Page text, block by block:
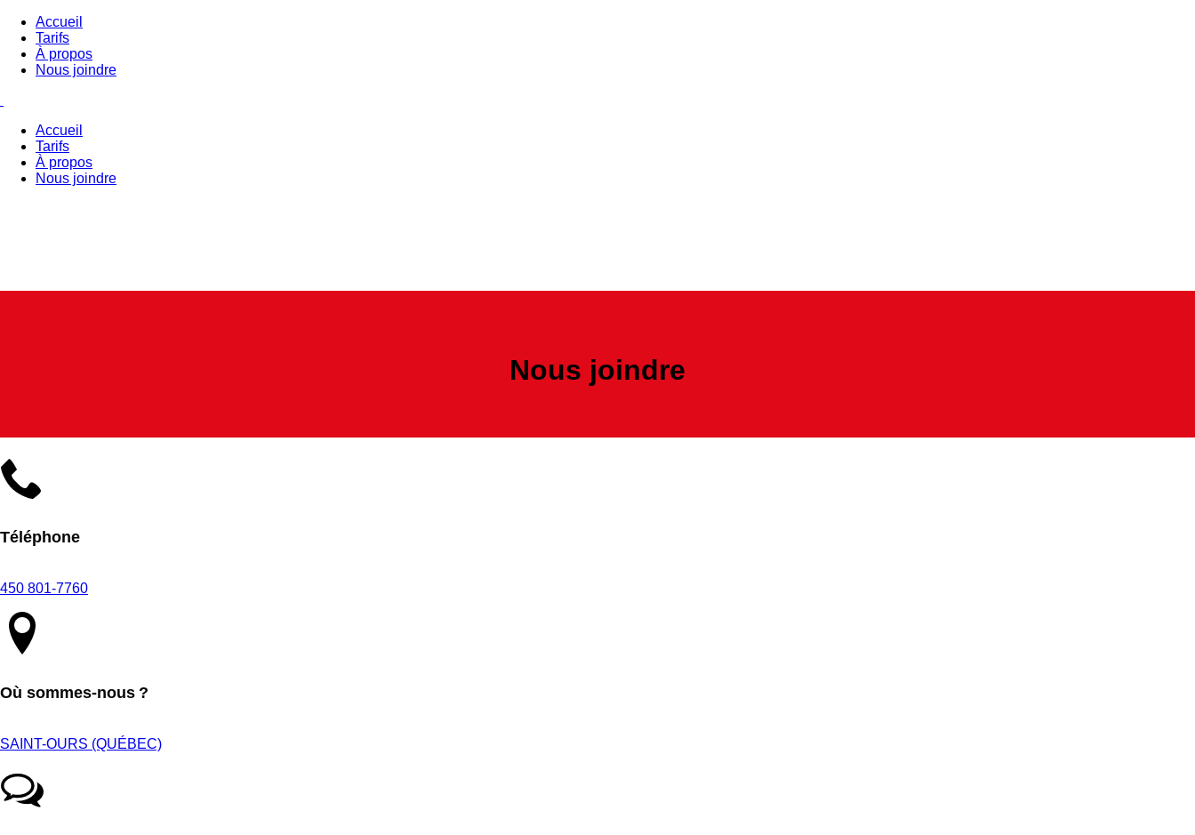
Accueil
Tarifs
À propos
Nous joindre
Accueil
Tarifs
À propos
Nous joindre
Nous joindre
Téléphone
450 801-7760
Où sommes-nous ?
SAINT-OURS (QUÉBEC)